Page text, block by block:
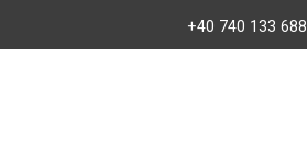
+40 740 133 688